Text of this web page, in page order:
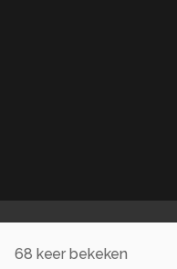
68 keer bekeken